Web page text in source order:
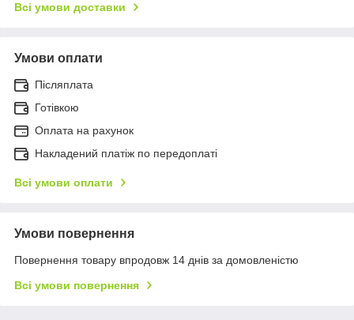
Всі умови доставки
Умови оплати
Післяплата
Готівкою
Оплата на рахунок
Накладений платіж по передоплаті
Всі умови оплати
Умови повернення
Повернення товару впродовж 14 днів за домовленістю
Всі умови повернення